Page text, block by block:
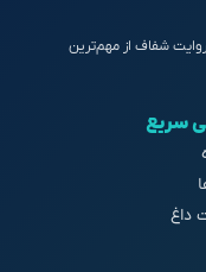
شفاف از مهم‌ترین
سریع
داغ